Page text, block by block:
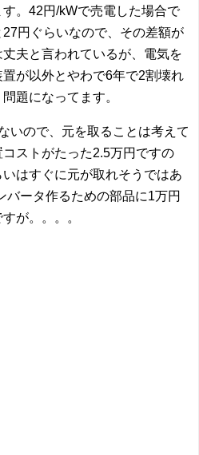
。42円/kWで売電した場合で
円ぐらいなので、その差額が
夫と言われているが、電気を
が以外とやわで6年で2割壊れ
題になってます。
いので、元を取ることは考えて
ストがたった2.5万円ですの
はすぐに元が取れそうではあ
バータ作るための部品に1万円
が。。。。